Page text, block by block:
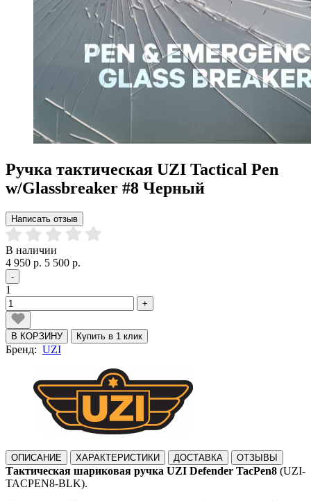
Ручка тактическая UZI Tactical Pen
w/Glassbreaker #8 Черный
Написать отзыв
В наличии
4 950 р. 5 500 р.
-
1
+
В КОРЗИНУ Купить в 1 клик
Бренд: UZI
ОПИСАНИЕ ХАРАКТЕРИСТИКИ ДОСТАВКА ОТЗЫВЫ
Тактическая шариковая ручка UZI Defender TacPen8 (UZI-
TACPEN8-BLK).